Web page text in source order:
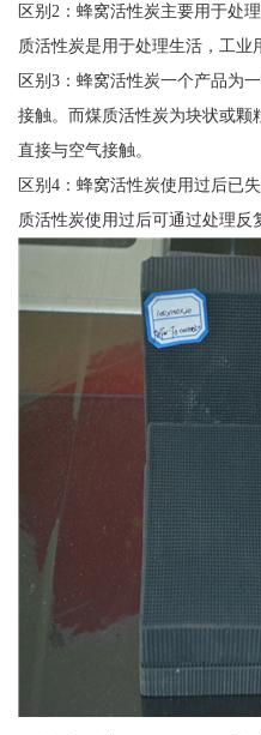
区别2：蜂窝活性炭主要用于处
质活性炭是用于处理生活，工业
区别3：蜂窝活性炭一个产品为
接触。而煤质活性炭为块状或
直接与空气接触。
区别4：蜂窝活性炭使用过后已
质活性炭使用过后可通过处理反